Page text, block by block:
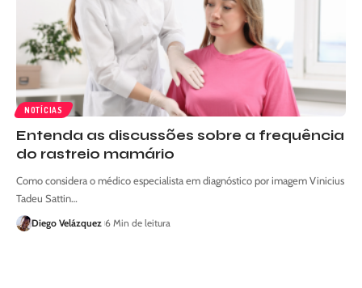
NOTÍCIAS
Entenda as discussões sobre a frequência
do rastreio mamário
Como considera o médico especialista em diagnóstico por imagem Vinicius
Tadeu Sattin…
Diego Velázquez 6 Min de leitura